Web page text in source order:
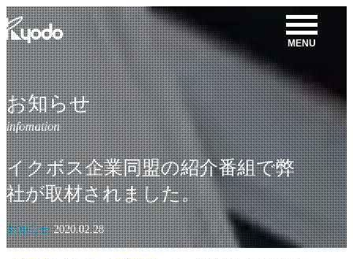
コ
ン
テ
ン
ツ
を
表
示
MENU
お知らせ
イクボス企業同盟の紹介番組で弊
社が取材されました。
お知らせ 2020.02.28